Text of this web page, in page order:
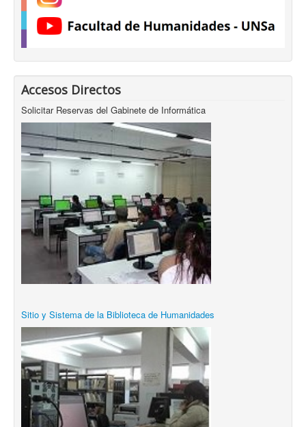
Accesos Directos
Solicitar Reservas del Gabinete de Informática
Sitio y Sistema de la Biblioteca de Humanidades